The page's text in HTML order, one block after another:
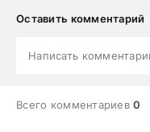
Оставить комментарий
Написать
Всего комментариев0